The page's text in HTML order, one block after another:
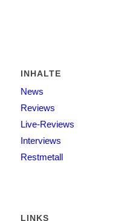
INHALTE
News
Reviews
Live-Reviews
Interviews
Restmetall
LINKS